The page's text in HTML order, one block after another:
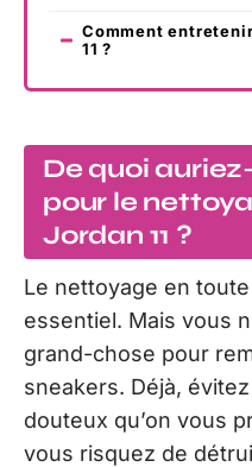
Comment
11 ?
De quoi
pour le
Jordan 11 ?
Le nettoyage en
essentiel. Mais vous
grand-chose pour
sneakers. Déjà,
douteux qu’on vous
vous risquez de